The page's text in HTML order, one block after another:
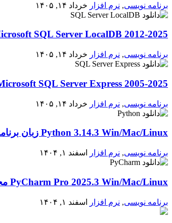
برنامه نویسی, نرم افزار خرداد ۱۴, ۱۴۰۵
2012-2025 Microsoft SQL Server LocalDB پایگاه داده
برنامه نویسی, نرم افزار خرداد ۱۴, ۱۴۰۵
2005-2025 Microsoft SQL Server Express پایگاه داده
برنامه نویسی, نرم افزار خرداد ۱۴, ۱۴۰۵
Python 3.14.3 Win/Mac/Linux زبان برنامه نویسی پایتون
برنامه نویسی, نرم افزار اسفند ۱, ۱۴۰۴
PyCharm Pro 2025.3 Win/Mac/Linux محیط توسعه یکپارچه برای پایتون
برنامه نویسی, نرم افزار اسفند ۱, ۱۴۰۴